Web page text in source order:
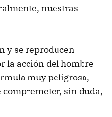
nuestras
y se reproducen
la acción del hombre
muy peligrosa,
compremeter, sin duda,